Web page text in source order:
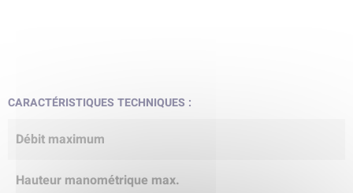
CARACTÉRISTIQUES TECHNIQUES :
Débit maximum
Hauteur manométrique max.